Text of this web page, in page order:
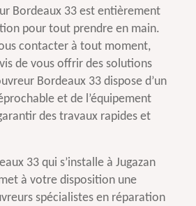
Bordeaux 33 est entièrement
pour tout prendre en main.
contacter à tout moment,
de vous offrir des solutions
Bordeaux 33 dispose d’un
et de l’équipement
des travaux rapides et
33 qui s’installe à Jugazan
à votre disposition une
spécialistes en réparation